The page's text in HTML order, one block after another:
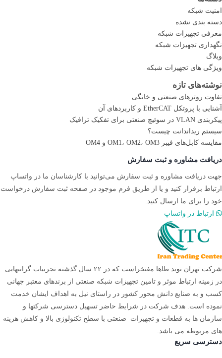
امنیت شبکه
دسته بندی نشده
معرفی تجهیزات شبکه
نگهداری تجهیزات شبکه
وبلاگ
ویژگی های تجهیزات شبکه
نوشته‌های تازه
تفاوت روترهای صنعتی و خانگی
آشنایی با پروتکل EtherCAT و کاربردهای آن
پیکربندی VLAN در سوئیچ صنعتی برای تفکیک ترافیک
سیستم ریداندانت چیست؟
مقایسه کابل‌های فیبر OM1، OM2، OM3 و OM4
دریافت مشاوره و ثبت سفارش
جهت دریافت مشاوره و ثبت سفارش می‌توانید با کارشناسان ما در واتساپ
ارتباط برقرار کنید و یا از طریق فرم موجود در صفحه ثبت سفارش درخواست
خود را برای ما ارسال کنید.
ارتباط در واتساپ
شرکت تهران نوید طاها مفتخراست که در ۲۲ سال گذشته تجربیات گرانبهایی
در زمینه ارتباط موثر و تامین تجهیزات شبکه صنعتی از برندهای معتبر جهانی
کسب و به صنایع دانش محور کشور در راستای نیل به اهداف ایشان خدمت
نموده است. هدف شرکت در شرایط حاضر تسهیل دسترسی شرکتها و
سازمان ها به قطعات و تجهیزات صنعتی با سطح تکنولوژی بالا و کاهش هزینه
های مربوطه می باشد.
دسترسی سریع